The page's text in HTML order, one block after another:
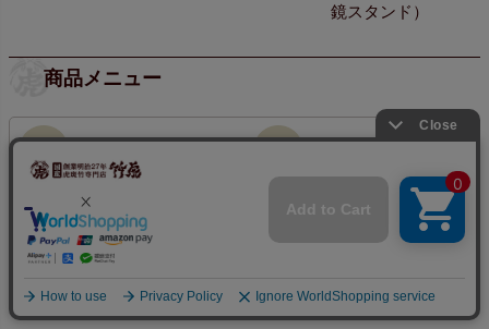
鏡スタンド）
商品メニュー
定期購入 はじめての方に
商品カテゴリ